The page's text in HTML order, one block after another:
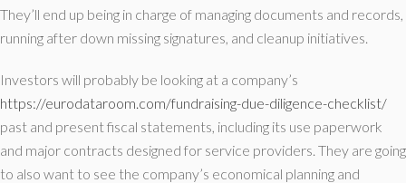
They’ll end up being in charge of managing documents and records,
running after down missing signatures, and cleanup initiatives.
Investors will probably be looking at a company’s
https://eurodataroom.com/fundraising-due-diligence-checklist/
past and present fiscal statements, including its use paperwork
and major contracts designed for service providers. They are going
to also want to see the company’s economical planning and